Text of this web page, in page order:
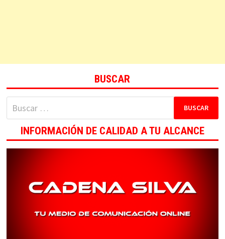
BUSCAR
Buscar:
INFORMACIÓN DE CALIDAD A TU ALCANCE